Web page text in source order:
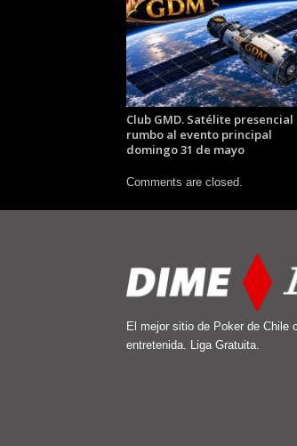
Club GMD. Satélite presencial
rumbo al evento principal
domingo 31 de mayo
Comments are closed.
El mejor sitio de Poker de Chile
entretenida. Liga Gratuita.